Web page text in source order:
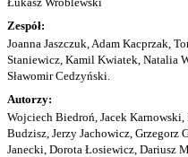
Zespół:
Joanna Jaszczuk, Adam Kacprzak,
Staniewicz, Kamil Kwiatek, Natalia
Sławomir Cedzyński.
Autorzy:
Wojciech Biedroń, Jacek
Budzisz, Jerzy Jachowicz, Grzegorz
Janecki, Dorota Łosiewicz, Dariusz